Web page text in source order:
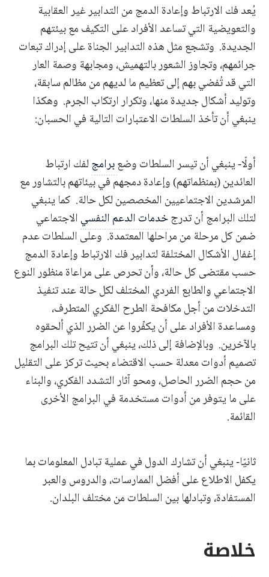
يُعد فك الارتباط وإعادة الدمج من التدابير غير العقابية
والتعويضية التي تساعد الأفراد على التكيف مع بيئتهم
الجديدة. وتشجع مثل هذه التدابير الجناة على إدراك تبعات
جرائمهم، وتجاوز الشعور بالتهميش، ومجابهة وصمة العار
التي قد تُفضي بهم إلى تعظيم ما لديهم من مظالم سابقة،
وتوليد أشكال جديدة منها، وتكرار ارتكاب الجرم. وهكذا
ينبغي أن تأخذ السلطات الاعتبارات التالية في الحسبان:
أولًا- ينبغي أن تيسر السلطات وضعبرامجلفك ارتباط
العائدين (بمنظماتهم) وإعادة دمجهم في بيئاتهم بالتشاور مع
المرشدين الاجتماعيين المخصصين لكل حالة. كما ينبغي
لتلك البرامج أن تدرجخدمات الدعم النفسيالاجتماعي
ضمن كل مرحلة من مراحلها المعتمدة. وعلى السلطات عدم
إغفال الأشكال المختلفة لتدابير فك الارتباط وإعادة الدمج
حسب مقتضى كل حالة، وأن تحرص على مراعاة منظور النوع
الاجتماعي والطابع الفردي المختلف لكل حالة عند تنفيذ
التدخلات من أجل مكافحة الطرح الفكري المتطرف،
ومساعدة الأفراد على أن يكفّروا عن الضرر الذي ألحقوه
بالآخرين. وبالإضافة إلى ذلك، ينبغي أن تتيح تلك البرامج
تصميم أدوات معدلة حسب الاقتضاء بحيث تركز على التقليل
من حجم الضرر الحاصل، ومحو آثار التشدد الفكري، والبناء
على ما يتوفر من أدوات مستخدمة في البرامج الأخرى
القائمة.
ثانيًا- ينبغي أن تشارك الدول في عملية تبادل المعلومات بما
يكفل الاطلاع على أفضل الممارسات، والدروس والعبر
المستفادة، وتبادلها بين السلطات من مختلف البلدان.
خلاصة